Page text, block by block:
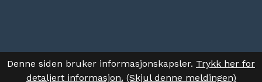
Denne siden bruker informasjonskapsler. Trykk her for
detaljert informasjon. (Skjul denne meldingen)